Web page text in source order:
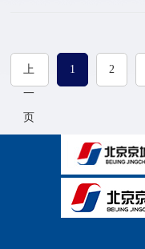
上
一
页
1 2